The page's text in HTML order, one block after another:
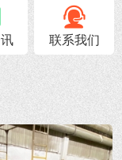
联系我们